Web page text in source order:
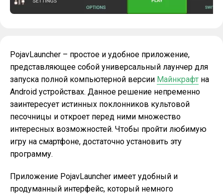
PojavLauncher – простое и удобное приложение,
представляющее собой универсальный лаунчер для
запуска полной компьютерной версии Майнкрафт на
Android устройствах. Данное решение непременно
заинтересует истинных поклонников культовой
песочницы и откроет перед ними множество
интересных возможностей. Чтобы пройти любимую
игру на смартфоне, достаточно установить эту
программу.
Приложение PojavLauncher имеет удобный и
продуманный интерфейс, который немного